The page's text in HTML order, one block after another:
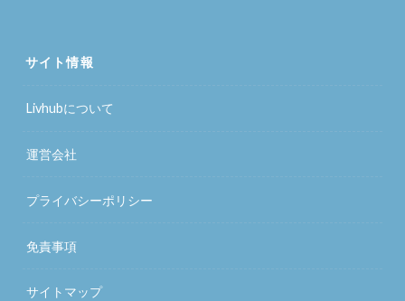
サイト情報
Livhubについて
運営会社
プライバシーポリシー
免責事項
サイトマップ